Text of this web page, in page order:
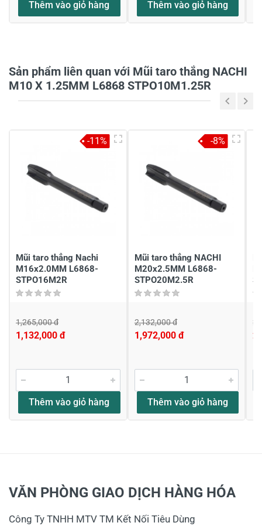
Tiêu đề của nhận xét *
Thêm vào giỏ hàng Thêm vào giỏ hàng
Sản phẩm liên quan với Mũi taro thắng NACHI
M10 X 1.25MM L6868 STPO10M1.25R
Mũi taro thẳng Nachi
M16x2.0MM L6868-
STPO16M2R
1,265,000 đ
1,132,000 đ
Thêm vào giỏ hàng
-11%
Mũi taro thẳng NACHI
M20x2.5MM L6868-
STPO20M2.5R
2,132,000 đ
1,972,000 đ
Thêm vào giỏ hàng
-8%
VĂN PHÒNG GIAO DỊCH HÀNG HÓA
Công Ty TNHH MTV TM Kết Nối Tiêu Dùng